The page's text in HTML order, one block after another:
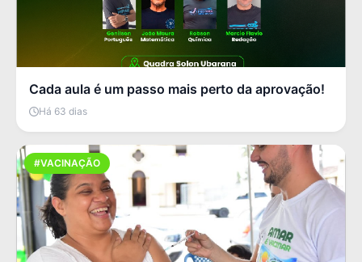
Cada aula é um passo mais perto da aprovação!
Há 63 dias
#VACINAÇÃO